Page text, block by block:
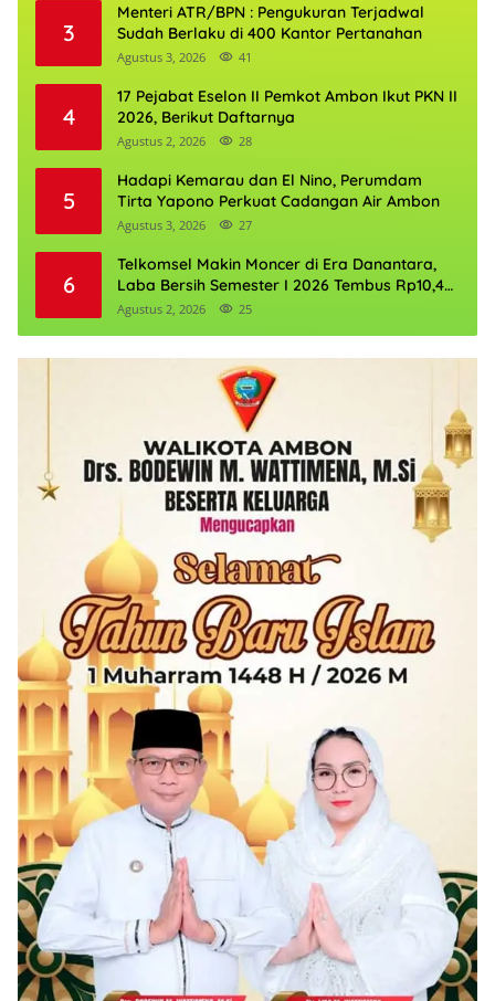
3
Menteri ATR/BPN : Pengukuran Terjadwal
Sudah Berlaku di 400 Kantor Pertanahan
Agustus 3, 2026 41
4
17 Pejabat Eselon II Pemkot Ambon Ikut PKN II
2026, Berikut Daftarnya
Agustus 2, 2026 28
5
Hadapi Kemarau dan El Nino, Perumdam
Tirta Yapono Perkuat Cadangan Air Ambon
Agustus 3, 2026 27
6
Telkomsel Makin Moncer di Era Danantara,
Laba Bersih Semester I 2026 Tembus Rp10,4
Triliun
Agustus 2, 2026 25